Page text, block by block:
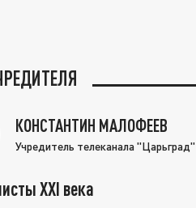
КОНСТАНТИН МАЛОФЕЕВ
Учредитель телеканала "Царьград"
XXI века